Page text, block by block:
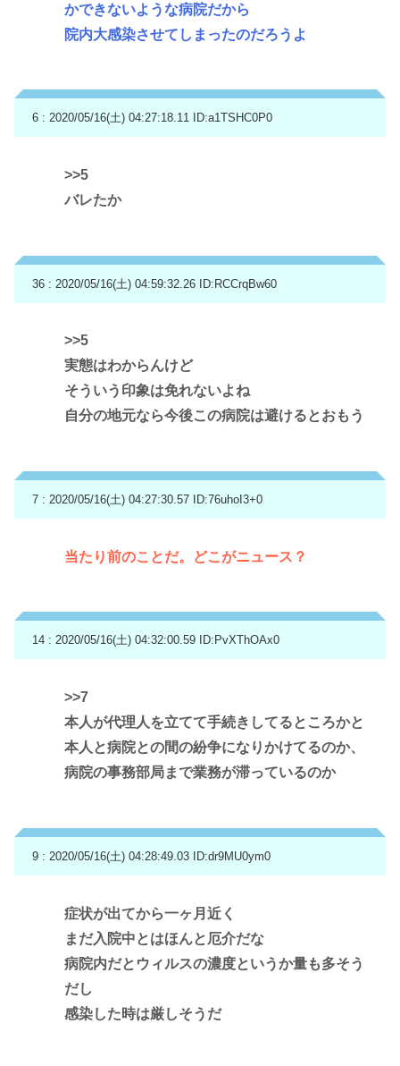
かできないような病院だから
院内大感染させてしまったのだろうよ
6 : 2020/05/16(土) 04:27:18.11 ID:a1TSHC0P0
>>5
バレたか
36 : 2020/05/16(土) 04:59:32.26 ID:RCCrqBw60
>>5
実態はわからんけど
そういう印象は免れないよね
自分の地元なら今後この病院は避けるとおもう
7 : 2020/05/16(土) 04:27:30.57 ID:76uhoI3+0
当たり前のことだ。どこがニュース？
14 : 2020/05/16(土) 04:32:00.59 ID:PvXThOAx0
>>7
本人が代理人を立てて手続きしてるところかと
本人と病院との間の紛争になりかけてるのか、
病院の事務部局まで業務が滞っているのか
9 : 2020/05/16(土) 04:28:49.03 ID:dr9MU0ym0
症状が出てから一ヶ月近く
まだ入院中とはほんと厄介だな
病院内だとウィルスの濃度というか量も多そう
だし
感染した時は厳しそうだ